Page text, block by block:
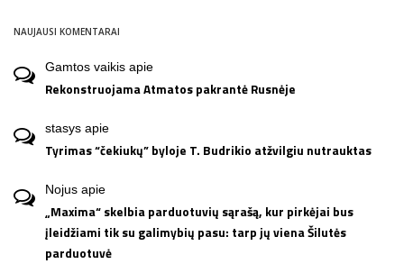
NAUJAUSI KOMENTARAI
Gamtos vaikis apie
Rekonstruojama Atmatos pakrantė Rusnėje
stasys apie
Tyrimas “čekiukų” byloje T. Budrikio atžvilgiu nutrauktas
Nojus apie
„Maxima“ skelbia parduotuvių sąrašą, kur pirkėjai bus
įleidžiami tik su galimybių pasu: tarp jų viena Šilutės
parduotuvė